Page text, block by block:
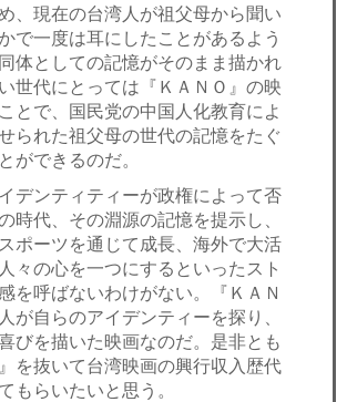
、現在の台湾人が祖父母から聞い
で一度は耳にしたことがあるよう
体としての記憶がそのまま描かれ
世代にとっては『ＫＡＮＯ』の映
とで、国民党の中国人化教育によ
られた祖父母の世代の記憶をたぐ
ができるのだ。
デンティティーが政権によって否
時代、その淵源の記憶を提示し、
ポーツを通じて成長、海外で大活
々の心を一つにするといったスト
を呼ばないわけがない。『ＫＡＮ
が自らのアイデンティーを探り、
びを描いた映画なのだ。是非とも
を抜いて台湾映画の興行収入歴代
もらいたいと思う。